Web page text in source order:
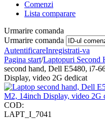
Comenzi
Lista comparare
Urmarire comanda
Urmarire comanda
AutentificareInregistrati-va
Pagina start/Laptopuri Second
second hand, Dell E5480, i7-
Display, video 2G dedicat
COD:
LAPT_I_7041